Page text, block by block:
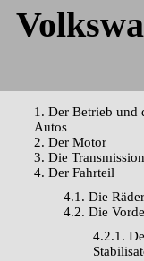
1. Der Betrieb und
Autos
2. Der Motor
3. Die Transmission
4. Der Fahrteil
4.1. Die
4.2. Die
4.2.1.